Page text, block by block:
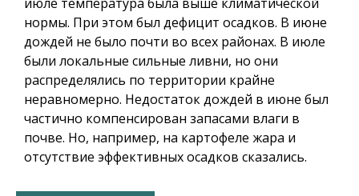
нормы. При этом был дефицит осадков. В июне
дождей не было почти во всех районах. В июле
были локальные сильные ливни, но они
распределялись по территории крайне
неравномерно. Недостаток дождей в июне был
частично компенсирован запасами влаги в
почве. Но, например, на картофеле жара и
отсутствие эффективных осадков сказались.